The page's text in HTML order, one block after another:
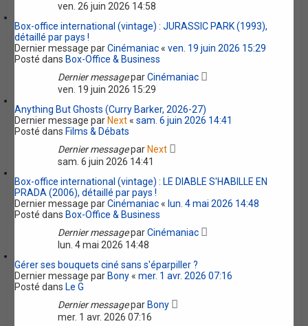
ven. 26 juin 2026 14:58
Box-office international (vintage) : JURASSIC PARK (1993),
détaillé par pays !
Dernier message parCinémaniac«ven. 19 juin 2026 15:29
Posté dans Box-Office & Business
Dernier messageparCinémaniac
ven. 19 juin 2026 15:29
Anything But Ghosts (Curry Barker, 2026-27)
Dernier message par Next«sam. 6 juin 2026 14:41
Posté dans Films & Débats
Dernier messagepar Next
sam. 6 juin 2026 14:41
Box-office international (vintage) : LE DIABLE S'HABILLE EN
PRADA (2006), détaillé par pays !
Dernier message parCinémaniac« lun. 4 mai 2026 14:48
Posté dans Box-Office & Business
Dernier messageparCinémaniac
lun. 4 mai 2026 14:48
Gérer ses bouquets ciné sans s'éparpiller ?
Dernier message par Bony«mer. 1 avr. 2026 07:16
Posté dans Le G
Dernier messagepar Bony
mer. 1 avr. 2026 07:16